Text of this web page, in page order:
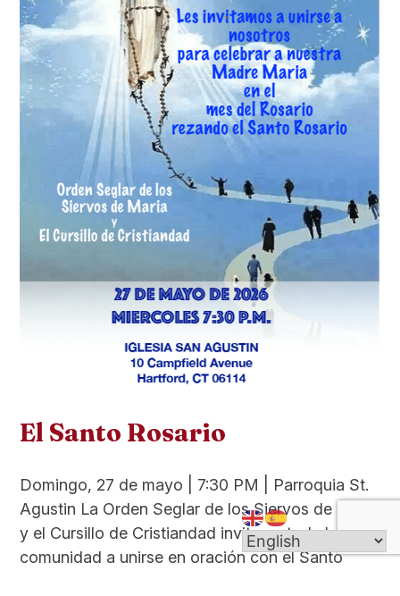
El Santo Rosario
Domingo, 27 de mayo | 7:30 PM | Parroquia St.
Agustin La Orden Seglar de los Siervos de María
y el Cursillo de Cristiandad invitan a toda la
comunidad a unirse en oración con el Santo